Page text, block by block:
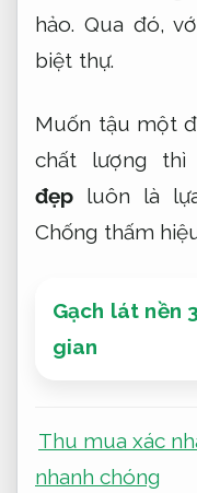
hảo. Qua đó,
biệt thự.
Muốn tậu một
chất lượng thì
đẹp luôn là
Chống thấm
Gạch lát nền
gian
Thu mua xác
nhanh chóng